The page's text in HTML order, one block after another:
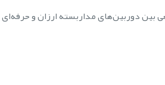
بین دوربین‌های مداربسته ارزان و حرفه‌ای